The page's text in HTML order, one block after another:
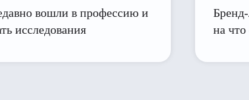
вошли в профессию и
исследования
на